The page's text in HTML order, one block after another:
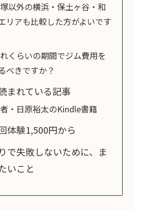
以外の横浜・保土ヶ谷・和
リアも比較した方がよいです
くらいの期間でジム費用を
べきですか？
まれている記事
・日原裕太のKindle書籍
体験1,500円から
で失敗しないために、ま
いこと